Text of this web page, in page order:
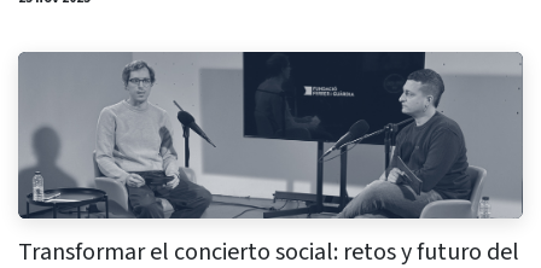
Transformar el concierto social: retos y futuro del